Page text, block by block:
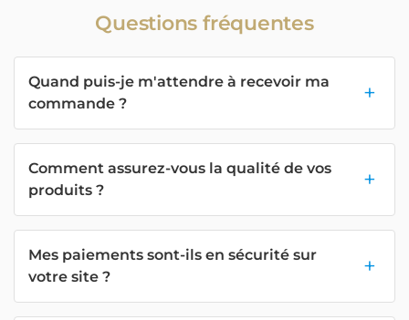
Questions fréquentes
Quand puis-je m'attendre à recevoir ma
commande ?
Comment assurez-vous la qualité de vos
produits ?
Mes paiements sont-ils en sécurité sur
votre site ?